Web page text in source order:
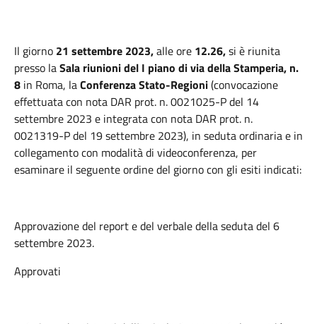
Il giorno 21 settembre 2023,alle ore 12.26,si è riunita
presso laSala riunioni del I piano di via della Stamperia, n.
8 in Roma, laConferenza Stato-Regioni(convocazione
effettuata con nota DAR prot. n. 0021025-P del 14
settembre 2023 e integrata con nota DAR prot. n.
0021319-P del 19 settembre 2023), in seduta ordinaria e in
collegamento con modalità di videoconferenza, per
esaminare il seguente ordine del giorno con gli esiti indicati:
Approvazione del report e del verbale della seduta del 6
settembre 2023.
Approvati